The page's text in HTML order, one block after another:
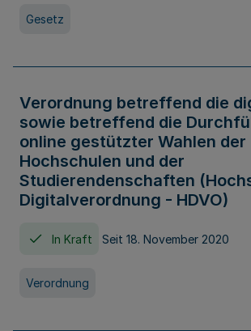
Gesetz
Verordnung betreffend die
sowie betreffend die
online gestützter Wahlen der
Hochschulen und der
Studierendenschaften
Digitalverordnung - HDVO)
In Kraft Seit 18. November 2020
Verordnung